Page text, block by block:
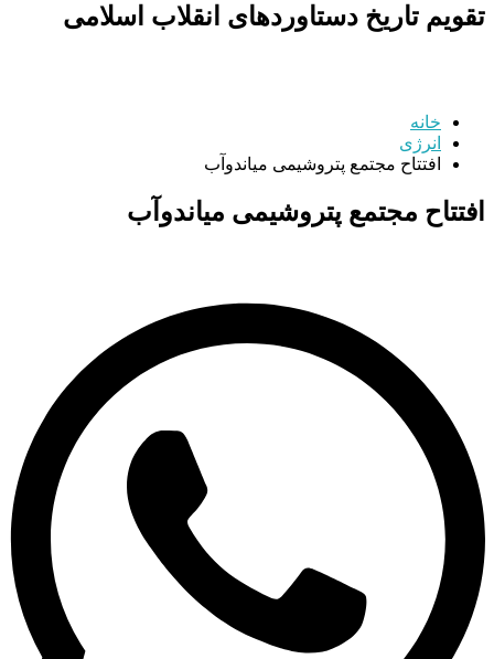
تقویم تاریخ دستاوردهای انقلاب اسلامی
خانه
انرژی
افتتاح مجتمع پتروشیمی میاندوآب
افتتاح مجتمع پتروشیمی میاندوآب